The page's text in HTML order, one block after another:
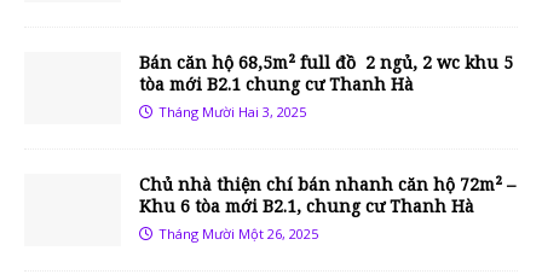
Bán căn hộ 68,5m² full đồ 2 ngủ, 2 wc khu 5
tòa mới B2.1 chung cư Thanh Hà
Tháng Mười Hai 3, 2025
Chủ nhà thiện chí bán nhanh căn hộ 72m² –
Khu 6 tòa mới B2.1, chung cư Thanh Hà
Tháng Mười Một 26, 2025